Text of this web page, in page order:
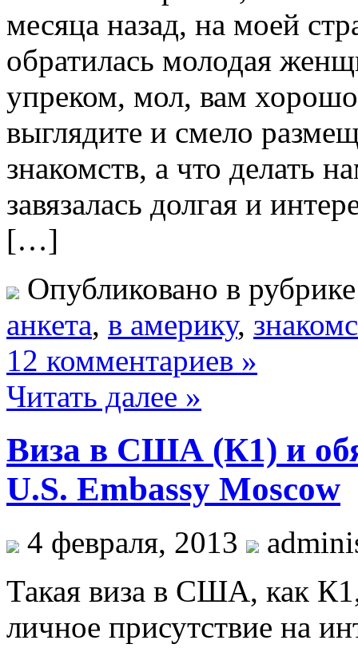
месяца назад, на моей
обратилась молодая
упреком, мол, вам
выглядите и смело
знакомств, а что делать
завязалась долгая и
[…]
Опубликовано в
анкета, в америку,
12 комментариев »
Читать далее »
Виза в США (К1) и
U.S. Embassy Moscow
4 февраля, 2013
Такая виза в США, как К1,
личное присутствие на